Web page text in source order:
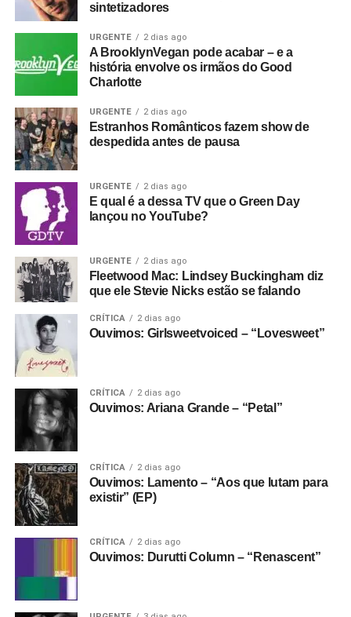
sintetizadores
URGENTE 2 dias ago
A BrooklynVegan pode acabar – e a
história envolve os irmãos do Good
Charlotte
URGENTE 2 dias ago
Estranhos Românticos fazem show de
despedida antes de pausa
URGENTE 2 dias ago
E qual é a dessa TV que o Green Day
lançou no YouTube?
URGENTE 2 dias ago
Fleetwood Mac: Lindsey Buckingham diz
que ele Stevie Nicks estão se falando
CRÍTICA 2 dias ago
Ouvimos: Girlsweetvoiced – “Lovesweet”
CRÍTICA 2 dias ago
Ouvimos: Ariana Grande – “Petal”
CRÍTICA 2 dias ago
Ouvimos: Lamento – “Aos que lutam para
existir” (EP)
CRÍTICA 2 dias ago
Ouvimos: Durutti Column – “Renascent”